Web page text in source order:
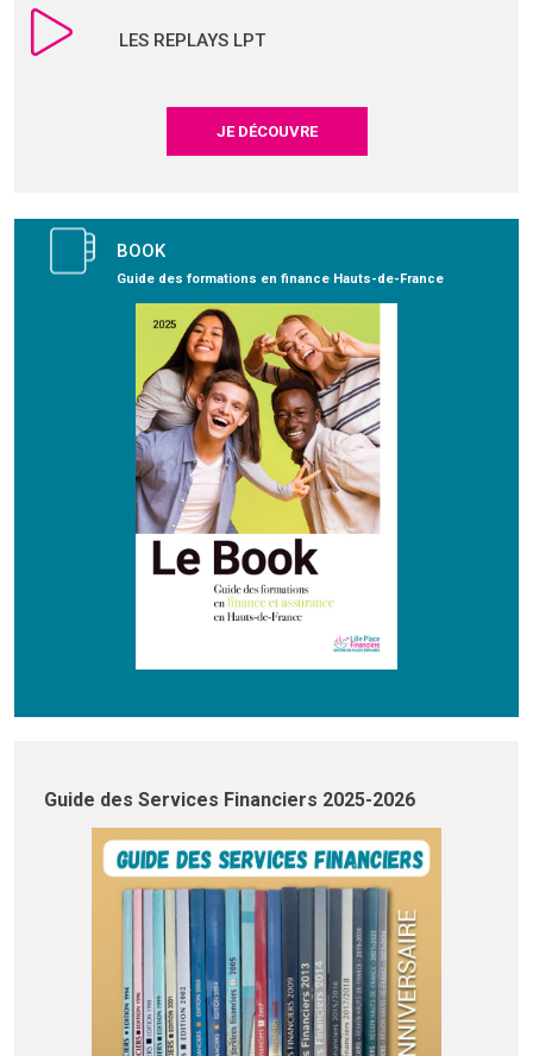
LES REPLAYS LPT
JE DÉCOUVRE
BOOK
Guide des formations en finance Hauts-de-France
Guide des Services Financiers 2025-2026